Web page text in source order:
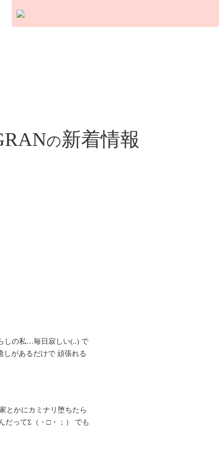
の新着情報
しの私…毎日寂しい(..) で
があるだけで 頑張れる
とかにカミナリ堕ちたら
だってΣ（・□・；） でも